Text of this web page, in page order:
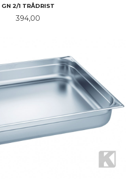
GN 2/1 TRÅDRIST
Pris
394,00